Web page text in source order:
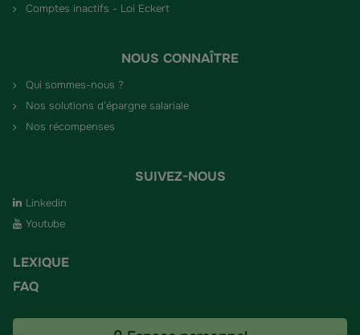
Comptes inactifs - Loi Eckert
NOUS CONNAÎTRE
Qui sommes-nous ?
Nos solutions d’épargne salariale
Nos récompenses
SUIVEZ-NOUS
Linkedin
Youtube
LEXIQUE
FAQ